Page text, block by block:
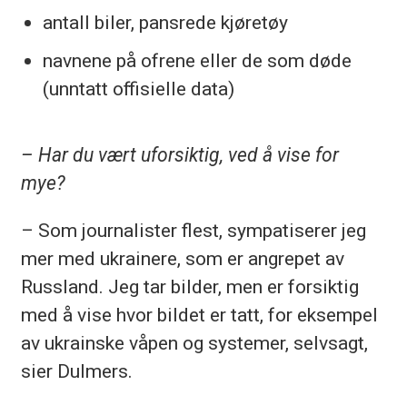
antall biler, pansrede kjøretøy
navnene på ofrene eller de som døde
(unntatt offisielle data)
– Har du vært uforsiktig, ved å vise for
mye?
– Som journalister flest, sympatisererjeg
mer med ukrainere, som er angrepet av
Russland. Jeg tar bilder, men er forsiktig
med å vise hvor bildet er tatt, for eksempel
av ukrainske våpen og systemer, selvsagt,
sier Dulmers.